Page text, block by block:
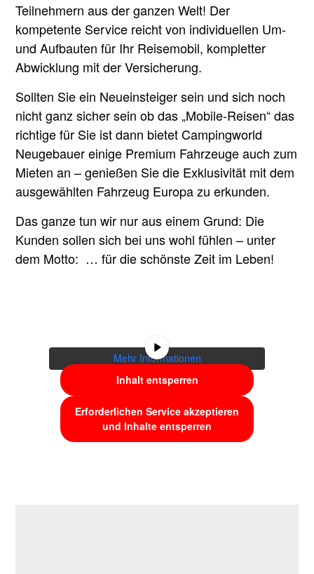
Teilnehmern aus der ganzen Welt! Der
kompetente Service reicht von individuellen Um-
und Aufbauten für Ihr Reisemobil, kompletter
Abwicklung mit der Versicherung.
Sollten Sie ein Neueinsteiger sein und sich noch
nicht ganz sicher sein ob das „Mobile-Reisen“ das
richtige für Sie ist dann bietet Campingworld
Neugebauer einige Premium Fahrzeuge auch zum
Mieten an – genießen Sie die Exklusivität mit dem
ausgewählten Fahrzeug Europa zu erkunden.
Das ganze tun wir nur aus einem Grund: Die
Kunden sollen sich bei uns wohl fühlen – unter
dem Motto: … für die schönste Zeit im Leben!
weitergegeben werden.
Mehr Informationen
Inhalt entsperren
Erforderlichen Service akzeptieren
und Inhalte entsperren